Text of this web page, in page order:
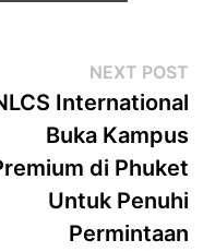
NEXT POST
International
Buka Kampus
di Phuket
Untuk Penuhi
Permintaan